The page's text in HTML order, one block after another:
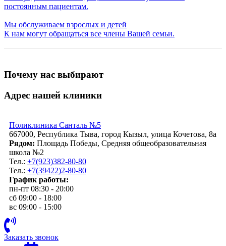
постоянным пациентам.
Мы обслуживаем взрослых и детей
К нам могут обращаться все члены Вашей семьи.
Почему нас выбирают
Адрес нашей клиники
Поликлиника Санталь №5
667000, Республика Тыва, город Кызыл, улица Кочетова, 8а
Рядом: Площадь Победы, Средняя общеобразовательная
школа №2
Тел.: +7(923)382-80-80
Тел.: +7(39422)2-80-80
График работы:
пн-пт 08:30 - 20:00
сб 09:00 - 18:00
вс 09:00 - 15:00
Заказать звонок